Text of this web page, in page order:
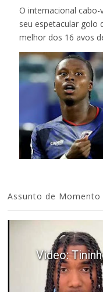
O internacional cabo-
seu espetacular golo
melhor dos 16 avos
Assunto de Momento
Video: